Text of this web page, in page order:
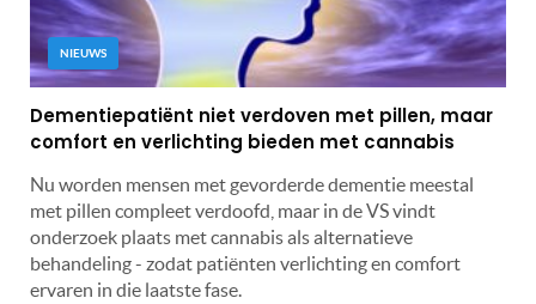
NIEUWS
Dementiepatiënt niet verdoven met pillen, maar
comfort en verlichting bieden met cannabis
Nu worden mensen met gevorderde dementie meestal
met pillen compleet verdoofd, maar in de VS vindt
onderzoek plaats met cannabis als alternatieve
behandeling - zodat patiënten verlichting en comfort
ervaren in die laatste fase.